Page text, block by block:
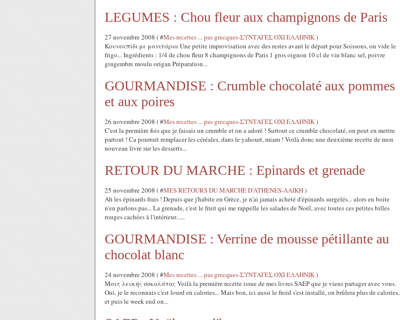
LEGUMES : Chou fleur aux champignons de Paris
27 novembre 2008 ( #Mes recettes ... pas grecques-ΣΥΝΤΑΓΕΣ ΟΧΙ ΕΛΛΗΝΙΚ)
Κουνουπίδι με μανιτάρια Une petite improvisation avec des restes avant le départ pour Soissons, on vide le
frigo... Ingrédients : 1/4 de chou fleur 8 champignons de Paris 1 gros oignon 10 cl de vin blanc sel, poivre
gingembre moulu origan Préparation...
GOURMANDISE : Crumble chocolaté aux pommes
et aux poires
26 novembre 2008 ( #Mes recettes ... pas grecques-ΣΥΝΤΑΓΕΣ ΟΧΙ ΕΛΛΗΝΙΚ)
C'est la première fois que je faisais un crumble et on a adoré ! Surtout ce crumble chocolaté, on peut en mettre
partout ! Ca pourrait remplacer les céréales, dans le yahourt, miam ! Voilà donc une deuxième recette de mon
nouveau livre sur les desserts...
RETOUR DU MARCHE : Epinards et grenade
25 novembre 2008 ( #MES RETOURS DU MARCHE D'ATHENES-ΛΑΙΚΗ)
Ah les épinards frais ! Depuis que j'habite en Grèce, je n'ai jamais acheté d'épinards surgelés... alors en boite
n'en parlons pas... La grenade, c'est le fruit qui me rappelle les salades de Noël, avec toutes ces petites billes
rouges cachées à l'intérieur......
GOURMANDISE : Verrine de mousse pétillante au
chocolat blanc
24 novembre 2008 ( #Mes recettes ... pas grecques-ΣΥΝΤΑΓΕΣ ΟΧΙ ΕΛΛΗΝΙΚ)
Μους λευκής σοκολάτας Voilà la première recette issue de mes livres SAEP que je viens partager avec vous.
Oui, je le reconnais c'est lourd en calories... Mais bon, ici aussi le froid s'est installé, on brûlera plus de calories,
et puis le week end on...